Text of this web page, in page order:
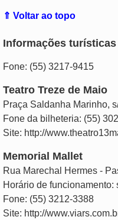
⇑ Voltar ao topo
Informações turísticas
Fone: (55) 3217-9415
Teatro Treze de Maio
Praça Saldanha Marinho,
Fone da bilheteria: (55)
Site: http://
Memorial Mallet
Rua Marechal Hermes -
Horário de funcionamento:
Fone: (55) 3212-3388
Site: http://